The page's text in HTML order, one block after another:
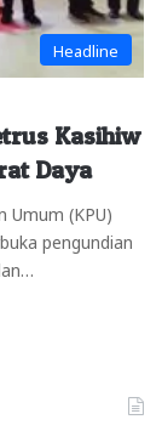
Headline
Kasihiw
Daya
Umum (KPU)
pengundian